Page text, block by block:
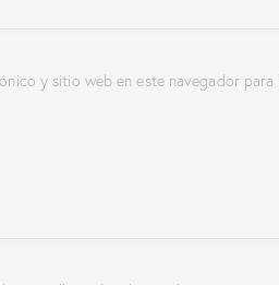
y sitio web en este navegador para